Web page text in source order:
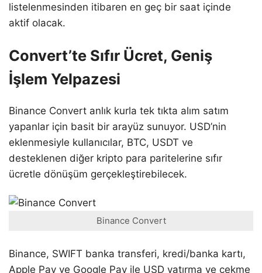
listelenmesinden itibaren en geç bir saat içinde
aktif olacak.
Convert’te Sıfır Ücret, Geniş
İşlem Yelpazesi
Binance Convert anlık kurla tek tıkta alım satım
yapanlar için basit bir arayüz sunuyor. USD’nin
eklenmesiyle kullanıcılar, BTC, USDT ve
desteklenen diğer kripto para paritelerine sıfır
ücretle dönüşüm gerçekleştirebilecek.
Binance Convert
Binance, SWIFT banka transferi, kredi/banka kartı,
Apple Pay ve Google Pay ile USD yatırma ve çekme